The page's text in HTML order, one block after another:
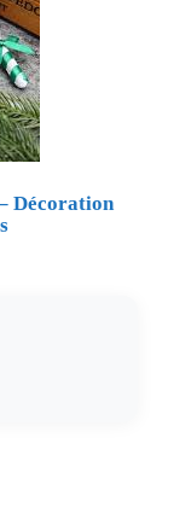
Décoration